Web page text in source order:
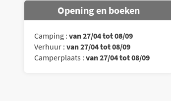
Opening en boeken
Camping : van 27/04 tot 08/09
Verhuur : van 27/04 tot 08/09
Camperplaats : van 27/04 tot 08/09